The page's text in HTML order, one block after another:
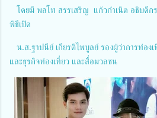
โดยมี พลโท สรรเสริญ แก้วกำเนิด อธิบดีก
พิธีเปิด
น.ส.ฐาปนีย์ เกียรติไพบูลย์ รองผู้ว่าการท่อง
และธุรกิจท่องเที่ยว และสื่อมวลชน